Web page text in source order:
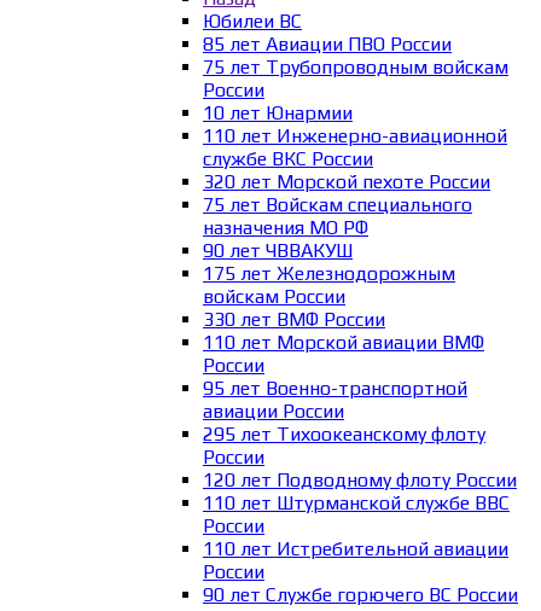
Юбилеи ВС
85 лет Авиации ПВО России
75 лет Трубопроводным войскам
России
10 лет Юнармии
110 лет Инженерно-авиационной
службе ВКС России
320 лет Морской пехоте России
75 лет Войскам специального
назначения МО РФ
90 лет ЧВВАКУШ
175 лет Железнодорожным
войскам России
330 лет ВМФ России
110 лет Морской авиации ВМФ
России
95 лет Военно-транспортной
авиации России
295 лет Тихоокеанскому флоту
России
120 лет Подводному флоту России
110 лет Штурманской службе ВВС
России
110 лет Истребительной авиации
России
90 лет Службе горючего ВС России